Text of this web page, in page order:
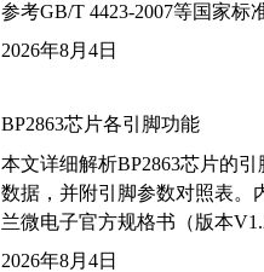
参考GB/T 4423-2007等国家标
2026年8月4日
BP2863芯片各引脚功能
本文详细解析BP2863芯片的
数据，并附引脚参数对照表。
兰微电子官方规格书（版本
2026年8月4日